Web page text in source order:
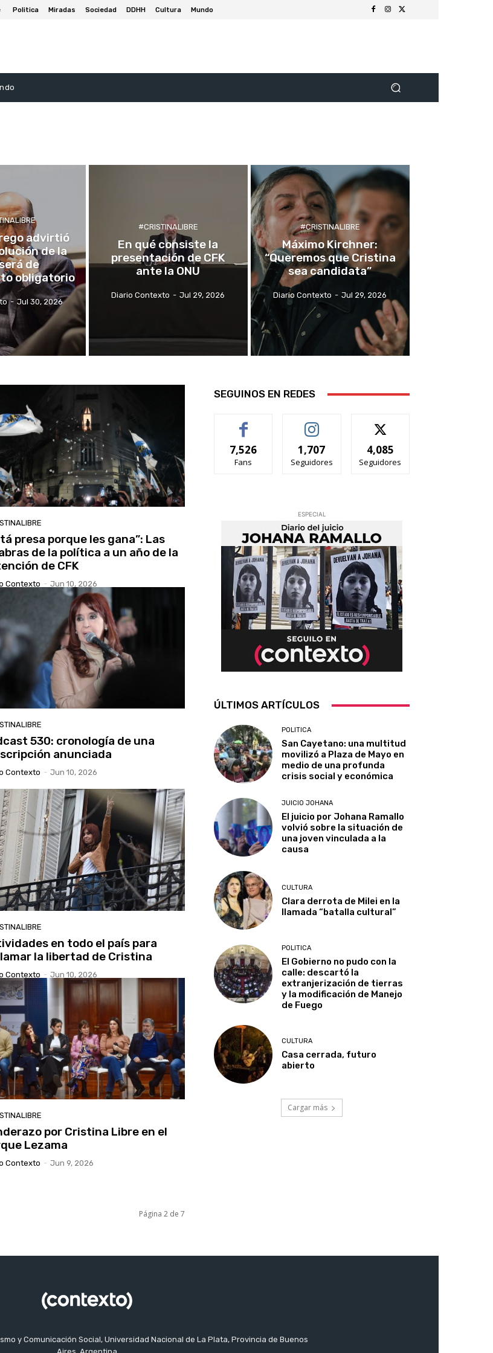
Politica Miradas Sociedad DDHH Cultura Mundo
advirtió
de la
de
obligatorio
- Jul 30, 2026
#CRISTINALIBRE
En qué consiste la
presentación de CFK
ante la ONU
Diario Contexto - Jul 29, 2026
#CRISTINALIBRE
Máximo Kirchner:
“Queremos que Cristina
sea candidata”
Diario Contexto - Jul 29, 2026
presa porque les gana”: Las
de la política a un año de la
de CFK
Contexto - Jun 10, 2026
530: cronología de una
anunciada
Contexto - Jun 10, 2026
en todo el país para
la libertad de Cristina
Contexto - Jun 10, 2026
por Cristina Libre en el
Lezama
Contexto - Jun 9, 2026
Página 2 de 7
SEGUINOS EN REDES
7,526
Fans
1,707
Seguidores
4,085
Seguidores
ESPECIAL
ÚLTIMOS ARTÍCULOS
POLITICA
San Cayetano: una multitud
movilizó a Plaza de Mayo en
medio de una profunda
crisis social y económica
JUICIO JOHANA
El juicio por Johana Ramallo
volvió sobre la situación de
una joven vinculada a la
causa
CULTURA
Clara derrota de Milei en la
llamada “batalla cultural”
POLITICA
El Gobierno no pudo con la
calle: descartó la
extranjerización de tierras
y la modificación de Manejo
de Fuego
CULTURA
Casa cerrada, futuro
abierto
Cargar más
y Comunicación Social, Universidad Nacional de La Plata, Provincia de Buenos
Aires, Argentina